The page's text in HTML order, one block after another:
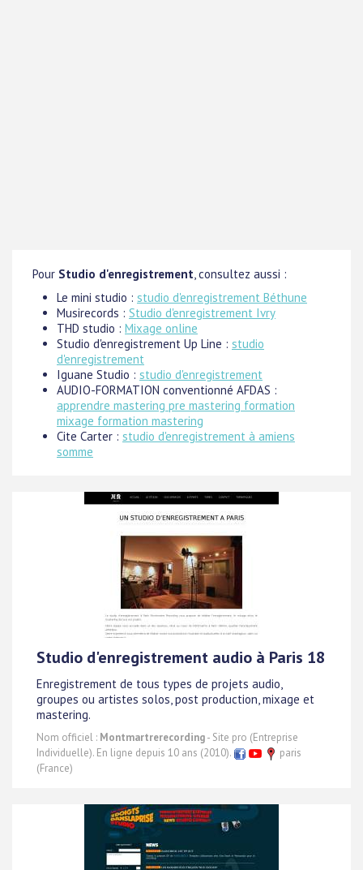
Pour Studio d'enregistrement, consultez aussi :
Le mini studio : studio d'enregistrement Béthune
Musirecords : Studio d'enregistrement Ivry
THD studio : Mixage online
Studio d'enregistrement Up Line : studio
d'enregistrement
Iguane Studio : studio d'enregistrement
AUDIO-FORMATION conventionné AFDAS :
apprendre mastering pre mastering formation
mixage formation mastering
Cite Carter : studio d'enregistrement à amiens
somme
Studio d'enregistrement audio à Paris 18
Enregistrement de tous types de projets audio,
groupes ou artistes solos, post production, mixage et
mastering.
Nom officiel : Montmartrerecording- Site pro (Entreprise
Individuelle). En ligne depuis 10 ans (2010).
paris
(France)